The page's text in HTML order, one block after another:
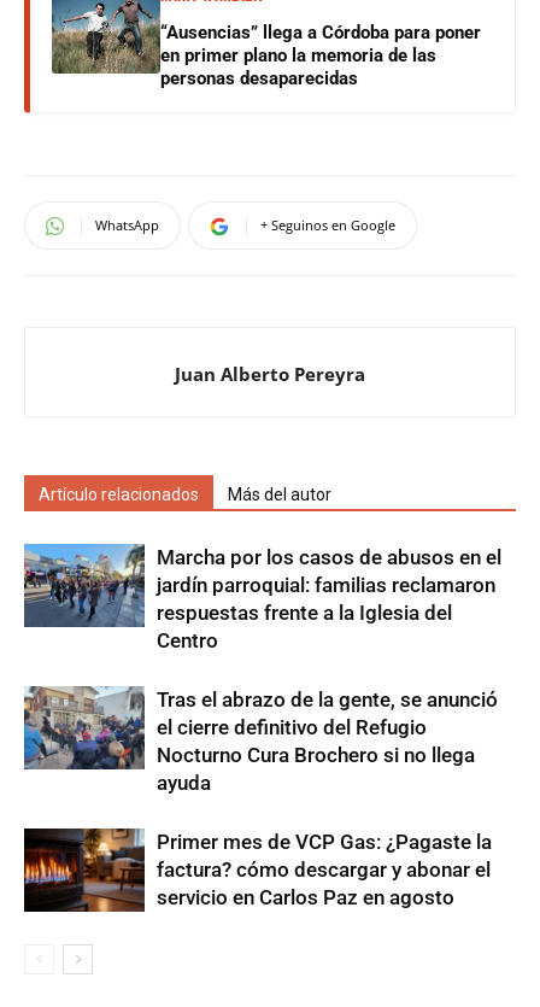
“Ausencias” llega a Córdoba para poner
en primer plano la memoria de las
personas desaparecidas
WhatsApp + Seguinos en Google
Juan Alberto Pereyra
Artículo relacionados Más del autor
Marcha por los casos de abusos en el
jardín parroquial: familias reclamaron
respuestas frente a la Iglesia del
Centro
Tras el abrazo de la gente, se anunció
el cierre definitivo del Refugio
Nocturno Cura Brochero si no llega
ayuda
Primer mes de VCP Gas: ¿Pagaste la
factura? cómo descargar y abonar el
servicio en Carlos Paz en agosto